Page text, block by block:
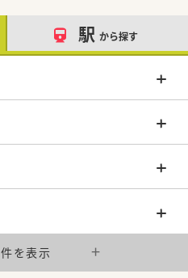
駅 から探す
を表示